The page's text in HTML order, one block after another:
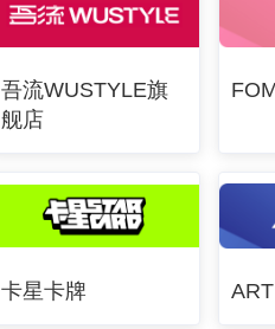
吾流WUSTYLE旗
舰店
卡星卡牌 ART